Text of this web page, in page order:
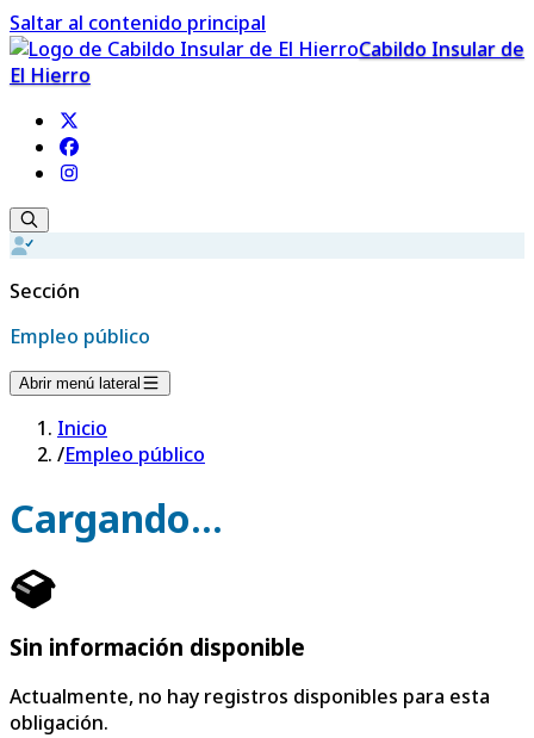
Saltar al contenido principal
Cabildo Insular de
El Hierro
Sección
Empleo público
Abrir menú lateral
Inicio
/Empleo público
Cargando...
Sin información disponible
Actualmente, no hay registros disponibles para esta
obligación.